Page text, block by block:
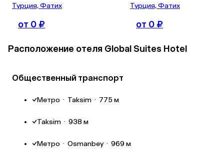
Турция, Фатих
от 0 ₽
Турция, Фатих
от 0 ₽
Расположение отеля Global Suites Hotel
Общественный транспорт
Метро · Taksim · 775 м
Taksim · 938 м
Метро · Osmanbey · 969 м